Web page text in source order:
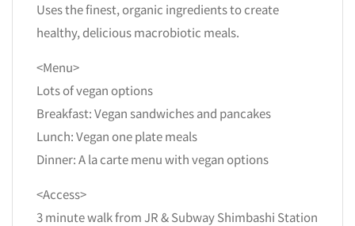
Uses the finest, organic ingredients to create
healthy, delicious macrobiotic meals.
<Menu>
Lots of vegan options
Breakfast: Vegan sandwiches and pancakes
Lunch: Vegan one plate meals
Dinner: A la carte menu with vegan options
<Access>
3 minute walk from JR & Subway Shimbashi Station